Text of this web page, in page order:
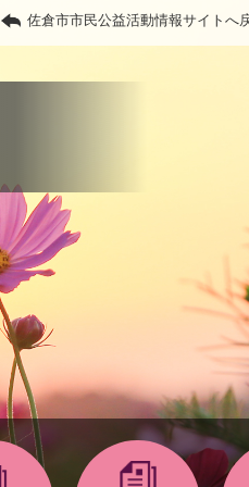
佐倉市市民公益活動情報サイトへ